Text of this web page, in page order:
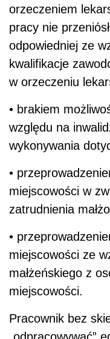
orzeczeniem
pracy nie
odpowiedniej ze
kwalifikacje
w orzeczeniu
• brakiem
względu na
wykonywania
•
miejscowości w
zatrudnienia
•
miejscowości ze
małżeńskiego z
miejscowości.
Pracownik bez